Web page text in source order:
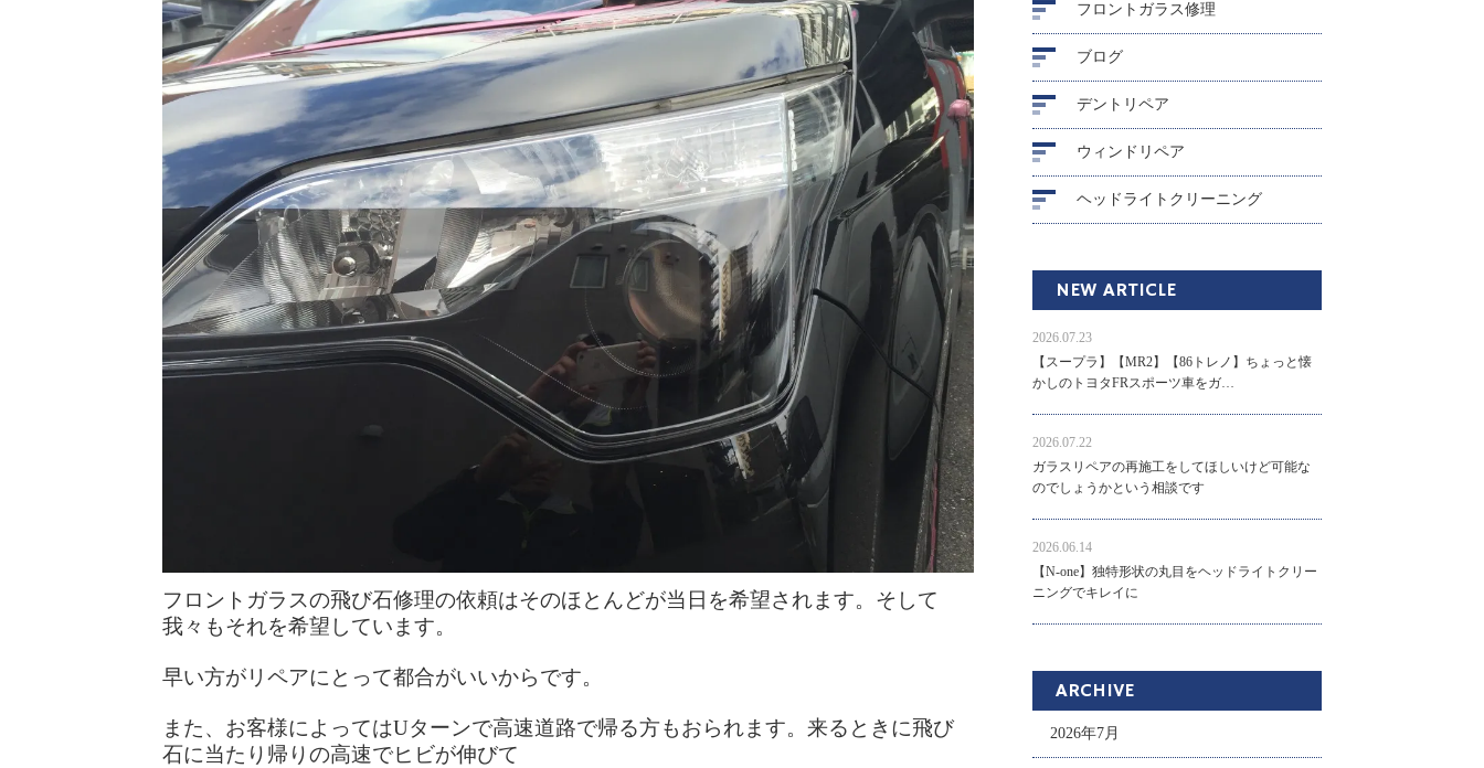
フロントガラスの飛び石修理の依頼はそのほとんどが当日を希望されます。そして
我々もそれを希望しています。
早い方がリペアにとって都合がいいからです。
また、お客様によってはUターンで高速道路で帰る方もおられます。来るときに飛び
石に当たり帰りの高速でヒビが伸びて
フロントガラス修理
ブログ
デントリペア
ウィンドリペア
ヘッドライトクリーニング
NEW ARTICLE
2026.07.23
【スープラ】【MR2】【86トレノ】ちょっと懐
かしのトヨタFRスポーツ車をガ…
2026.07.22
ガラスリペアの再施工をしてほしいけど可能な
のでしょうかという相談です
2026.06.14
【N-one】独特形状の丸目をヘッドライトクリー
ニングでキレイに
ARCHIVE
2026年7月